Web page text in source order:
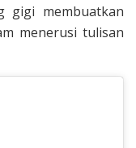
gigi membuatkan
menerusi tulisan